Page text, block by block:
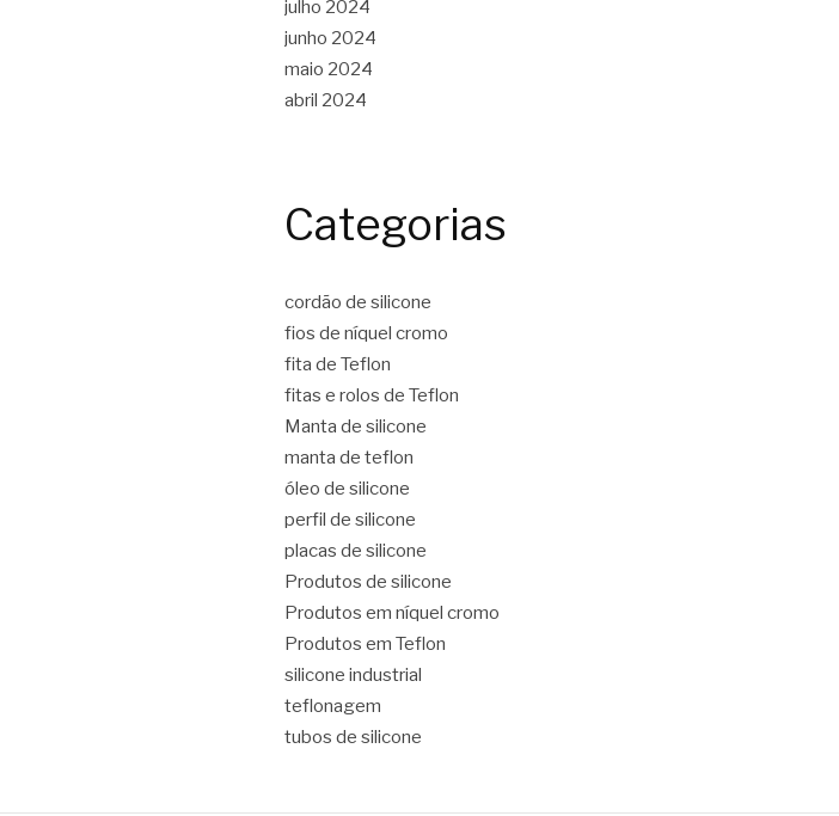
julho 2024
junho 2024
maio 2024
abril 2024
Categorias
cordão de silicone
fios de níquel cromo
fita de Teflon
fitas e rolos de Teflon
Manta de silicone
manta de teflon
óleo de silicone
perfil de silicone
placas de silicone
Produtos de silicone
Produtos em níquel cromo
Produtos em Teflon
silicone industrial
teflonagem
tubos de silicone